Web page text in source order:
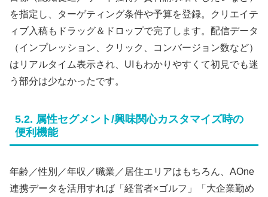
を指定し、ターゲティング条件や予算を登録。クリエイテ
ィブ入稿もドラッグ＆ドロップで完了します。配信データ
（インプレッション、クリック、コンバージョン数など）
はリアルタイム表示され、UIもわかりやすくて初見でも迷
う部分は少なかったです。
5.2. 属性セグメント/興味関心カスタマイズ時の
便利機能
年齢／性別／年収／職業／居住エリアはもちろん、AOne
連携データを活用すれば「経営者×ゴルフ」「大企業勤め